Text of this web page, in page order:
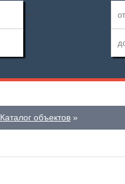
—
Каталог объектов